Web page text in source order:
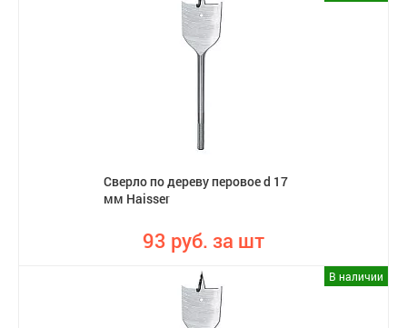
Сверло по дереву перовое d 17
мм Haisser
93 руб. за шт
В наличии